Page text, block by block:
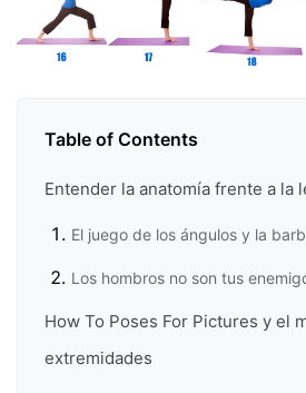
Table of Contents
Entender la anatomía frente a la
El juego de los ángulos y la
Los hombros no son tus
How To Poses For Pictures y el
extremidades